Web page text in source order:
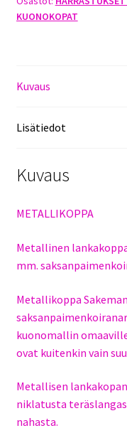
KUONOKOPAT
Kuvaus
Lisätiedot
Kuvaus
METALLIKOPPA
Metallinen
mm.
Metallikoppa
kuonomallin
ovat kuitenkin vain
Metallisen
niklatusta
nahasta.